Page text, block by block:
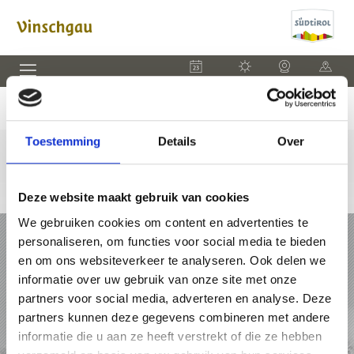
Toestemming Details Over
Deze website maakt gebruik van cookies
We gebruiken cookies om content en advertenties te
personaliseren, om functies voor social media te bieden
en om ons websiteverkeer te analyseren. Ook delen we
informatie over uw gebruik van onze site met onze
partners voor social media, adverteren en analyse. Deze
partners kunnen deze gegevens combineren met andere
informatie die u aan ze heeft verstrekt of die ze hebben
EVENEMENTEN WEER WEBCAM KAART
VAKANTIE IN VINSCHGAU
PAKKETTEN
ACCOMMODATIES